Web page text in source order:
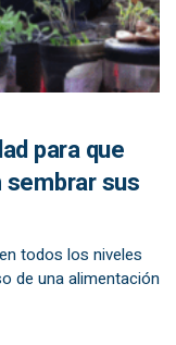
para que
sus
todos los niveles
de una alimentación